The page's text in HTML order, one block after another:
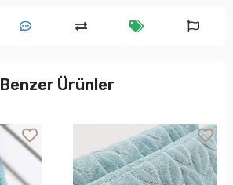
Benzer Ürünler